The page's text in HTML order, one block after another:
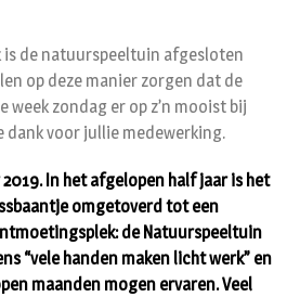
is de natuurspeeltuin afgesloten
op deze manier zorgen dat de
week zondag er op z’n mooist bij
dank voor jullie medewerking.
2019. In het afgelopen half jaar is het
omgetoverd tot een
de Natuurspeeltuin
“vele handen maken licht werk” en
maanden mogen ervaren. Veel